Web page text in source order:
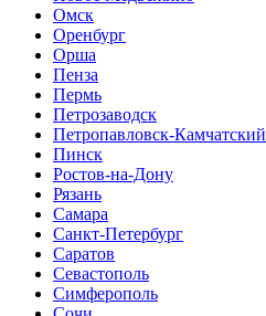
Омск
Оренбург
Орша
Пенза
Пермь
Петрозаводск
Петропавловск-Камчатский
Пинск
Ростов-на-Дону
Рязань
Самара
Санкт-Петербург
Саратов
Севастополь
Симферополь